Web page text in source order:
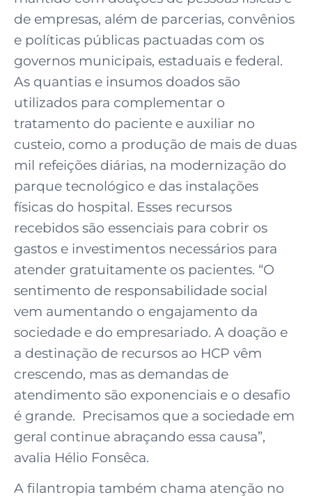
de empresas, além de parcerias, convênios
e políticas públicas pactuadas com os
governos municipais, estaduais e federal.
As quantias e insumos doados são
utilizados para complementar o
tratamento do paciente e auxiliar no
custeio, como a produção de mais de duas
mil refeições diárias, na modernização do
parque tecnológico e das instalações
físicas do hospital. Esses recursos
recebidos são essenciais para cobrir os
gastos e investimentos necessários para
atender gratuitamente os pacientes. “O
sentimento de responsabilidade social
vem aumentando o engajamento da
sociedade e do empresariado. A doação e
a destinação de recursos ao HCP vêm
crescendo, mas as demandas de
atendimento são exponenciais e o desafio
é grande. Precisamos que a sociedade em
geral continue abraçando essa causa”,
avalia Hélio Fonsêca.
A filantropia também chama atenção no